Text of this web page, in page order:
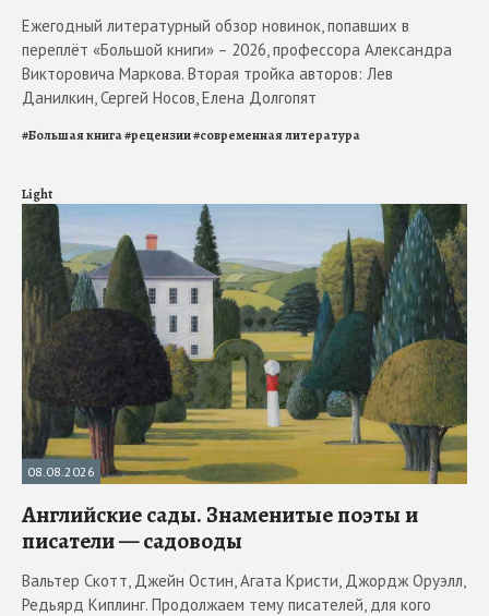
Ежегодный литературный обзор новинок, попавших в
переплёт «Большой книги» – 2026, профессора Александра
Викторовича Маркова. Вторая тройка авторов: Лев
Данилкин, Сергей Носов, Елена Долгопят
#Большая книга#рецензии#современная литература
Light
08.08.2026
Английские сады. Знаменитые поэты и
писатели — садоводы
Вальтер Скотт, Джейн Остин, Агата Кристи, Джордж Оруэлл,
Редьярд Киплинг. Продолжаем тему писателей, для кого